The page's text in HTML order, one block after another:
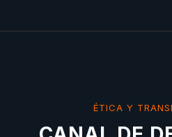
ÉTICA Y